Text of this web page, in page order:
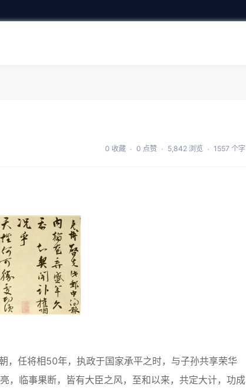
0 收藏 0 点赞 5,842 浏览 1557 个字
任将相50年，执政于国家承平之时，与子孙共享荣华
，临事果断，皆有大臣之风，至和以来，共定大计，功成